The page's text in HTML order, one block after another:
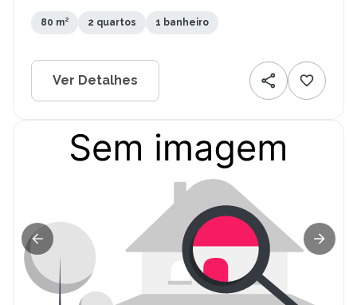
80 m² 2 quartos 1 banheiro
Ver Detalhes